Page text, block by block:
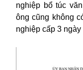
nghiệp bổ túc
ông cũng không
nghiệp cấp 3